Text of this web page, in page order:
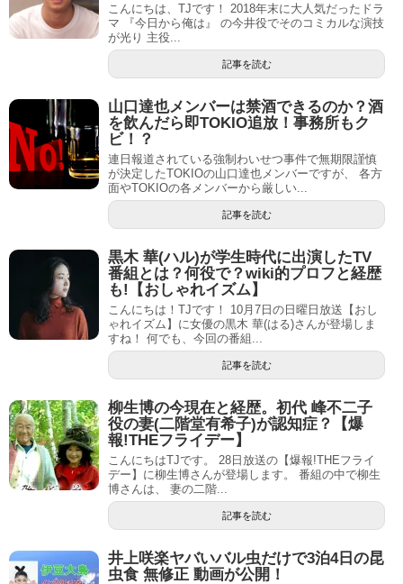
こんにちは、TJです！ 2018年末に大人気だったドラ
マ 『今日から俺は』 の今井役でそのコミカルな演技
が光り 主役...
記事を読む
山口達也メンバーは禁酒できるのか？酒
を飲んだら即TOKIO追放！事務所もク
ビ！？
連日報道されている強制わいせつ事件で無期限謹慎
が決定したTOKIOの山口達也メンバーですが、 各方
面やTOKIOの各メンバーから厳しい...
記事を読む
黒木 華(ハル)が学生時代に出演したTV
番組とは？何役で？wiki的プロフと経歴
も!【おしゃれイズム】
こんにちは！TJです！ 10月7日の日曜日放送【おし
ゃれイズム】に女優の黒木 華(はる)さんが登場しま
すね！ 何でも、今回の番組...
記事を読む
柳生博の今現在と経歴。初代 峰不二子
役の妻(二階堂有希子)が認知症？【爆
報!THEフライデー】
こんにちはTJです。 28日放送の【爆報!THEフライ
デー】に柳生博さんが登場します。 番組の中で柳生
博さんは、 妻の二階...
記事を読む
井上咲楽ヤバいバル虫だけで3泊4日の昆
虫食 無修正 動画が公開！